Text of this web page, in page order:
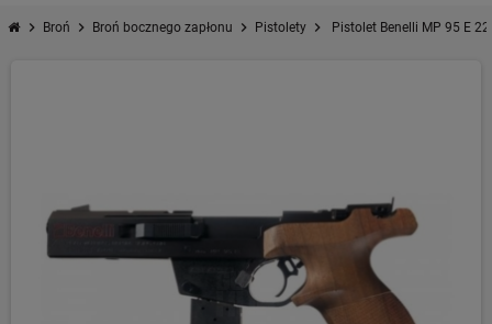
chevron_right Broń chevron_right Broń bocznego zapłonu chevron_right Pistolety chevron_right Pistolet Benelli MP 95 E 22